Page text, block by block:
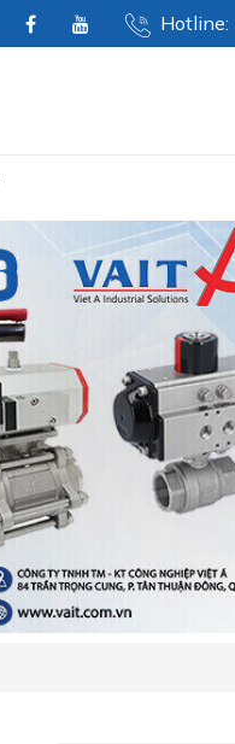
Hotline: